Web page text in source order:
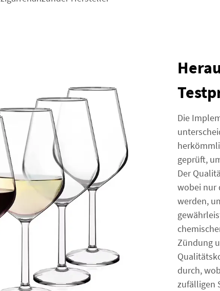
Die
geprüft,
Der
wobei nur
werden,
Zündung
durch,
zufälligen